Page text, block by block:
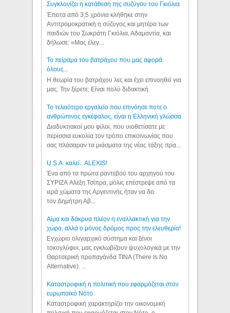
Συγκλονίζει η κατάθεση της συζύγου του Γκιόλια
Έπειτα από 3,5 χρόνια κλήθηκε στην
Αντιτρομοκρατική η σύζυγος και μητέρα των
παιδιών του Σωκράτη Γκιόλια, Αδαμαντία, και
δήλωσε: «Μας έλεγ...
Το πείραμα του βατράχου που μας αφορά
όλους...
Η θεωρία του βατράχου λες και έχει επινοηθεί για
μας. Την ξέρετε; Είναι πολύ διδακτική.
Το τελειότερο εργαλείο που επινόησε ποτε ο
ανθρώπινος εγκέφαλος, είναι η Ελληνική γλώσσα.
Διαδυκτιακοί μου φίλοι, που υιοθετίσατε με
περίσσια ευκολία τον τρόπο επικοινωνίας που
σας πλάσαραν τα μιάσματα της νέας τάξης πρα...
U.S.A. καλεί...ALEXIS!
Ένα από τα πρώτα ραντεβού του αρχηγού του
ΣΥΡΙΖΑ Αλέξη Τσίπρα, μόλις επέστρεψε από τα
ιερά χώματα της Αργεντινής ήταν να δει
τον Δημήτρη Αβ...
Αίμα και δάκρυα πλέον η εναλλακτική για την
χώρα, αλλά ο μόνος δρόμος προς την ελευθερία!
Εγχώριο ολιγαρχικό σύστημα και ξένοι
τοκογλύφοι, μας εγκλωβίζουν ψυχολογικά με την
Θαρτσερική προπαγάνδα TINA (There Is No
Alternative). ...
Καταστροφική η πολιτική που εφαρμόζεται στον
ευρωπαϊκό Νότο
Καταστροφική χαρακτηρίζει την οικονομική